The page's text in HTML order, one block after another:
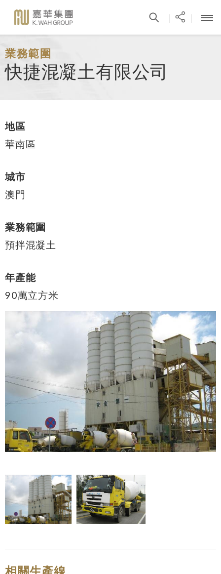
業務範圍
快捷混凝土有限公司
地區
華南區
城市
澳門
業務範圍
預拌混凝土
年產能
90萬立方米
相關生產線